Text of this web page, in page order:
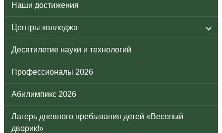
Наши достижения
Центры колледжа
Десятилетие науки и технологий
Профессионалы 2026
Абилимпикс 2026
Лагерь дневного пребывания детей «Веселый
дворик!»